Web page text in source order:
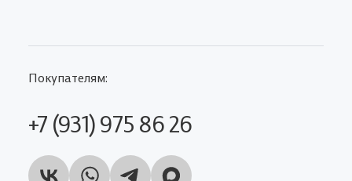
Покупателям:
+7 (931) 975 86 26